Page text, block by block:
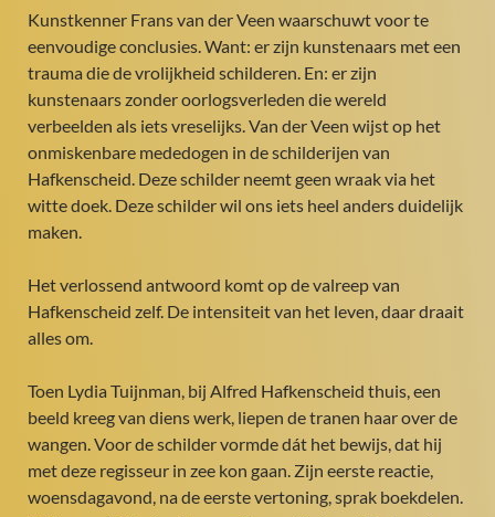
Kunstkenner Frans van der Veen waarschuwt voor te
eenvoudige conclusies. Want: er zijn kunstenaars met een
trauma die de vrolijkheid schilderen. En: er zijn
kunstenaars zonder oorlogsverleden die wereld
verbeelden als iets vreselijks. Van der Veen wijst op het
onmiskenbare mededogen in de schilderijen van
Hafkenscheid. Deze schilder neemt geen wraak via het
witte doek. Deze schilder wil ons iets heel anders duidelijk
maken.
Het verlossend antwoord komt op de valreep van
Hafkenscheid zelf. De intensiteit van het leven, daar draait
alles om.
Toen Lydia Tuijnman, bij Alfred Hafkenscheid thuis, een
beeld kreeg van diens werk, liepen de tranen haar over de
wangen. Voor de schilder vormde dát het bewijs, dat hij
met deze regisseur in zee kon gaan. Zijn eerste reactie,
woensdagavond, na de eerste vertoning, sprak boekdelen.